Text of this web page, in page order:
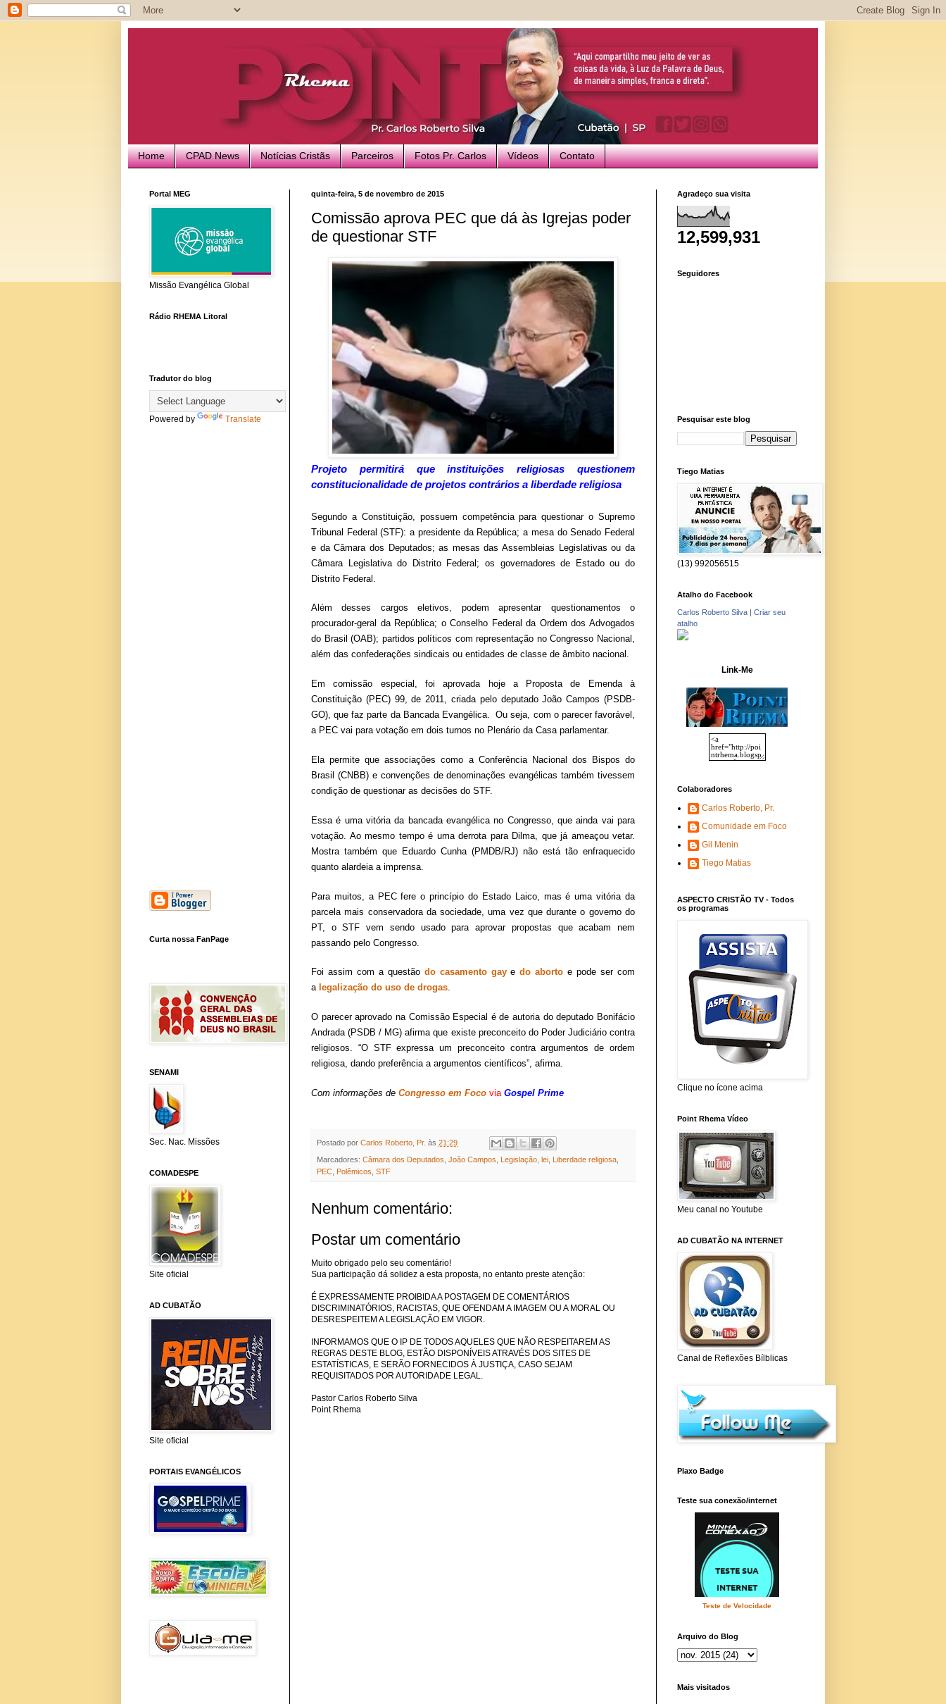
Home CPAD News Notícias Cristãs Parceiros Fotos Pr. Carlos Vídeos Contato
quinta-feira, 5 de novembro de 2015
Comissão aprova PEC que dá às Igrejas poder
de questionar STF
Projeto permitirá que instituições religiosas questionem
constitucionalidade de projetos contrários a liberdade religiosa
Segundo a Constituição, possuem competência para questionar o Supremo
Tribunal Federal (STF): a presidente da República; a mesa do Senado Federal
e da Câmara dos Deputados; as mesas das Assembleias Legislativas ou da
Câmara Legislativa do Distrito Federal; os governadores de Estado ou do
Distrito Federal.
Além desses cargos eletivos, podem apresentar questionamentos o
procurador-geral da República; o Conselho Federal da Ordem dos Advogados
do Brasil (OAB); partidos políticos com representação no Congresso Nacional,
além das confederações sindicais ou entidades de classe de âmbito nacional.
Em comissão especial, foi aprovada hoje a Proposta de Emenda à
Constituição (PEC) 99, de 2011, criada pelo deputado João Campos (PSDB-
GO), que faz parte da Bancada Evangélica. Ou seja, com o parecer favorável,
a PEC vai para votação em dois turnos no Plenário da Casa parlamentar.
Ela permite que associações como a Conferência Nacional dos Bispos do
Brasil (CNBB) e convenções de denominações evangélicas também tivessem
condição de questionar as decisões do STF.
Essa é uma vitória da bancada evangélica no Congresso, que ainda vai para
votação. Ao mesmo tempo é uma derrota para Dilma, que já ameaçou vetar.
Mostra também que Eduardo Cunha (PMDB/RJ) não está tão enfraquecido
quanto alardeia a imprensa.
Para muitos, a PEC fere o princípio do Estado Laico, mas é uma vitória da
parcela mais conservadora da sociedade, uma vez que durante o governo do
PT, o STF vem sendo usado para aprovar propostas que acabam nem
passando pelo Congresso.
Foi assim com a questão do casamento gayedo aborto e pode ser com
a legalização do uso de drogas.
O parecer aprovado na Comissão Especial é de autoria do deputado Bonifácio
Andrada (PSDB / MG) afirma que existe preconceito do Poder Judiciário contra
religiosos. “O STF expressa um preconceito contra argumentos de ordem
religiosa, dando preferência a argumentos científicos”, afirma.
Com informações de Congresso em Foco via Gospel Prime
Postado por Carlos Roberto, Pr. às 21:29
Marcadores: Câmara dos Deputados João Campos Legislação lei Liberdade religiosa
PEC Polêmicos STF
Nenhum comentário:
Postar um comentário
Muito obrigado pelo seu comentário!
Sua participação dá solidez a esta proposta, no entanto preste atenção:
É EXPRESSAMENTE PROIBIDA A POSTAGEM DE COMENTÁRIOS
DISCRIMINATÓRIOS, RACISTAS, QUE OFENDAM A IMAGEM OU A MORAL OU
DESRESPEITEM A LEGISLAÇÃO EM VIGOR.
INFORMAMOS QUE O IP DE TODOS AQUELES QUE NÃO RESPEITAREM AS
REGRAS DESTE BLOG, ESTÃO DISPONÍVEIS ATRAVÉS DOS SITES DE
ESTATÍSTICAS, E SERÃO FORNECIDOS À JUSTIÇA, CASO SEJAM
REQUISITADOS POR AUTORIDADE LEGAL.
Pastor Carlos Roberto Silva
Point Rhema
Portal MEG
Missão Evangélica Global
Rádio RHEMA Litoral
Tradutor do blog
Powered by Translate
Curta nossa FanPage
SENAMI
Sec. Nac. Missões
COMADESPE
Site oficial
AD CUBATÃO
Site oficial
PORTAIS EVANGÉLICOS
Agradeço sua visita
12,599,931
Seguidores
Pesquisar este blog
Tiego Matias
(13) 992056515
Atalho do Facebook
Carlos Roberto Silva | Criar seu
atalho
Link-Me
Colaboradores
Carlos Roberto, Pr.
Comunidade em Foco
Gil Menin
Tiego Matias
ASPECTO CRISTÃO TV - Todos
os programas
Clique no ícone acima
Point Rhema Vídeo
Meu canal no Youtube
AD CUBATÃO NA INTERNET
Canal de Reflexões Bílblicas
Plaxo Badge
Teste sua conexão/internet
Teste de Velocidade
Arquivo do Blog
Mais visitados